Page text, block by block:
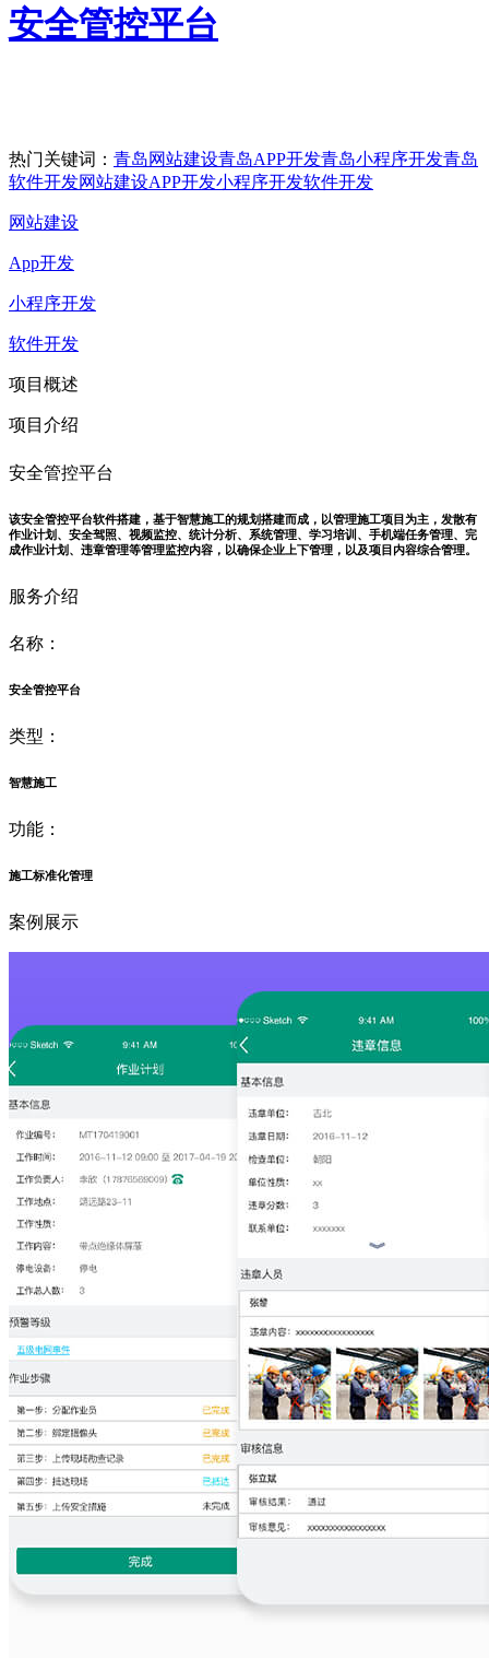
安全管控平台
热门关键词： 青岛网站建设青岛APP开发青岛小程序开发青岛
软件开发网站建设APP开发小程序开发软件开发
网站建设
App开发
小程序开发
软件开发
项目概述
项目介绍
安全管控平台
该安全管控平台软件搭建，基于智慧施工的规划搭建而成，以管理施工项目为主，发散有
作业计划、安全驾照、视频监控、统计分析、系统管理、学习培训、手机端任务管理、完
成作业计划、违章管理等管理监控内容，以确保企业上下管理，以及项目内容综合管理。
服务介绍
名称：
安全管控平台
类型：
智慧施工
功能：
施工标准化管理
案例展示